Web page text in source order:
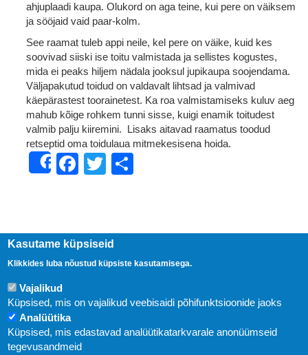
ahjuplaadi kaupa. Olukord on aga teine, kui pere on väiksem
ja sööjaid vaid paar-kolm.
See raamat tuleb appi neile, kel pere on väike, kuid kes
soovivad siiski ise toitu valmistada ja sellistes kogustes,
mida ei peaks hiljem nädala jooksul jupikaupa soojendama.
Väljapakutud toidud on valdavalt lihtsad ja valmivad
käepärastest toorainetest. Ka roa valmistamiseks kuluv aeg
mahub kõige rohkem tunni sisse, kuigi enamik toitudest
valmib palju kiiremini. Lisaks aitavad raamatus toodud
retseptid oma toidulaua mitmekesisena hoida.
ShareFacebook
Twitter
Uudised
Kasutame küpsiseid
Klikkides luba nõustud küpsiste kasutamisega.
Vajalikud
Küpsised, mis on vajalikud veebisaidi põhifunktsioonide jaoks
Analüütika
Küpsised, mis edastavad analüütikatarkvarale anonüümseid
tegevusandmeid